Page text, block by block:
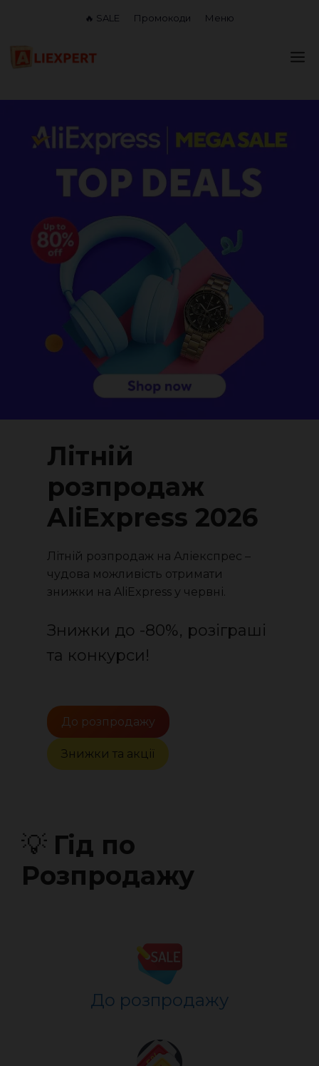
вмісту
🔥 SALE Промокоди Меню
Літній
розпродаж
AliExpress 2026
Літній розпродаж на Аліекспрес –
чудова можливість отримати
знижки на AliExpress у червні.
Знижки до -80%, розіграші
та конкурси!
До розпродажу
Знижки та акції
💡 Гід по
Розпродажу
До розпродажу